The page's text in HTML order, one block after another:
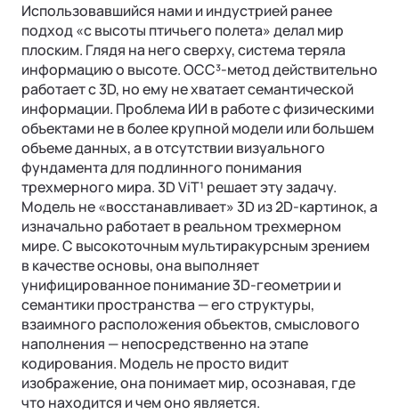
Использовавшийся нами и индустрией ранее
подход «с высоты птичьего полета» делал мир
плоским. Глядя на него сверху, система теряла
информацию о высоте. OCC³-метод действительно
работает с 3D, но ему не хватает семантической
информации. Проблема ИИ в работе с физическими
объектами не в более крупной модели или большем
объеме данных, а в отсутствии визуального
фундамента для подлинного понимания
трехмерного мира. 3D ViT¹ решает эту задачу.
Модель не «восстанавливает» 3D из 2D-картинок, а
изначально работает в реальном трехмерном
мире. С высокоточным мультиракурсным зрением
в качестве основы, она выполняет
унифицированное понимание 3D-геометрии и
семантики пространства — его структуры,
взаимного расположения объектов, смыслового
наполнения — непосредственно на этапе
кодирования. Модель не просто видит
изображение, она понимает мир, осознавая, где
что находится и чем оно является.